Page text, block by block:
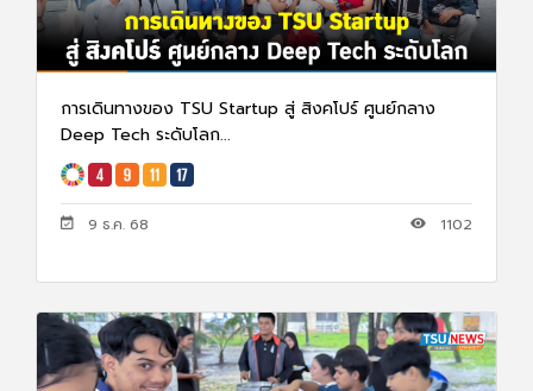
การเดินทางของ TSU Startup สู่ สิงคโปร์ ศูนย์กลาง
Deep Tech ระดับโลก...
9 ธ.ค. 68 1102